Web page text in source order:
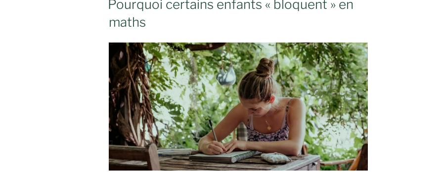
Pourquoi certains enfants « bloquent » en
maths